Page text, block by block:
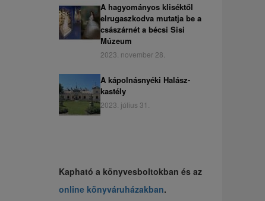
A hagyományos kliséktől
elrugaszkodva mutatja be a
császárnét a bécsi Sisi
Múzeum
2023. november 28.
A kápolnásnyéki Halász-
kastély
2023. július 31.
Kapható a könyvesboltokban és az
online könyváruházakban.